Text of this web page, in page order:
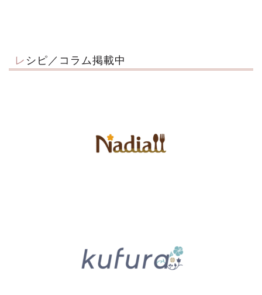
レシピ／コラム掲載中